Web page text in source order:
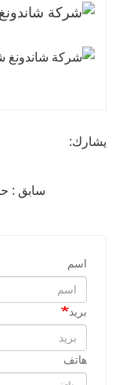
يشارك:
سابق :
اسم
بريد
هاتف